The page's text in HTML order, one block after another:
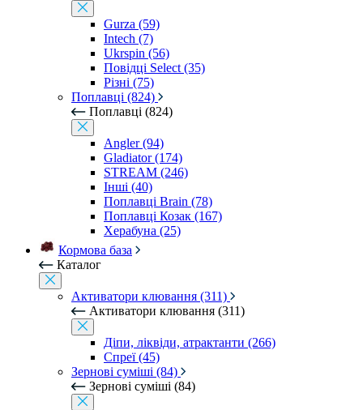
Gurza (59)
Intech (7)
Ukrspin (56)
Повідці Select (35)
Різні (75)
Поплавці (824)
Поплавці (824)
Angler (94)
Gladiator (174)
STREAM (246)
Інші (40)
Поплавці Brain (78)
Поплавці Козак (167)
Херабуна (25)
Кормова база
Каталог
Активатори клювання (311)
Активатори клювання (311)
Діпи, ліквіди, атрактанти (266)
Спреї (45)
Зернові суміші (84)
Зернові суміші (84)